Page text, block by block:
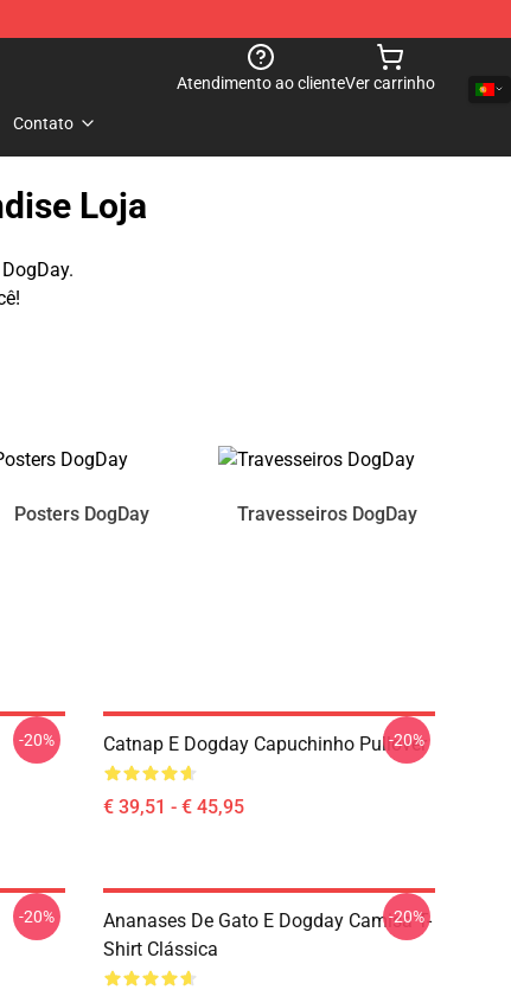
Atendimento ao clienteVer carrinho
Contato
Loja
Posters DogDay Travesseiros DogDay
-20% Catnap E Dogday Capuchinho Pullover
€ 39,51 - € 45,95
-20%
-20%
Ananases De Gato E Dogday Camisa T-
Shirt Clássica
-20%